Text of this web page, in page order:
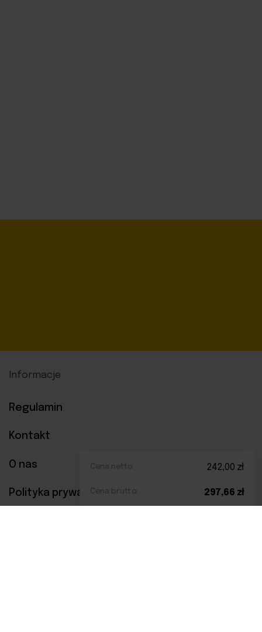
Cena netto: 242,00 zł
Cena brutto: 297,66 zł
Informacje
Regulamin
Kontakt
O nas
Polityka prywatności